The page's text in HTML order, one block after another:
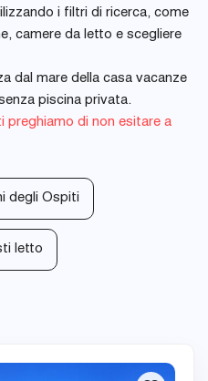
i filtri di ricerca, come
camere da letto e scegliere
dal mare della casa vacanze
piscina privata.
preghiamo di non esitare a
degli Ospiti
letto